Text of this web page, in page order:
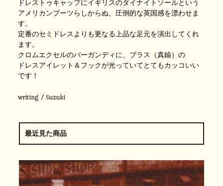
ドレストゥキャップにイギリスのダイナイトソールという
アメリカンブーツらしからぬ、圧倒的な英国感を漂わせま
す。
定番のセミドレスよりも更なる上品な足元を演出してくれ
ます。
クロムエクセルのバーガンディに、ブラス（真鍮）の
ドレスアイレット＆フックが光っていてとてもカッコいい
です！
writing / Suzuki
最近見た商品